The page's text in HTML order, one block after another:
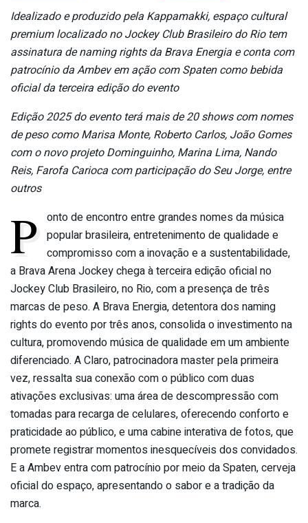
Idealizado e produzido pela Kappamakki, espaço cultural
premium localizado no Jockey Club Brasileiro do Rio tem
assinatura de naming rights da Brava Energia e conta com
patrocínio da Ambev em ação com Spaten como bebida
oficial da terceira edição do evento
Edição 2025 do evento terá mais de 20 shows com nomes
de peso como Marisa Monte, Roberto Carlos, João Gomes
com o novo projeto Dominguinho, Marina Lima, Nando
Reis, Farofa Carioca com participação do Seu Jorge, entre
outros
P onto de encontro entre grandes nomes da música
popular brasileira, entretenimento de qualidade e
compromisso com a inovação e a sustentabilidade,
a Brava Arena Jockey chega à terceira edição oficial no
Jockey Club Brasileiro, no Rio, com a presença de três
marcas de peso. A Brava Energia, detentora dos naming
rights do evento por três anos, consolida o investimento na
cultura, promovendo música de qualidade em um ambiente
diferenciado. A Claro, patrocinadora master pela primeira
vez, ressalta sua conexão com o público com duas
ativações exclusivas: uma área de descompressão com
tomadas para recarga de celulares, oferecendo conforto e
praticidade ao público, e uma cabine interativa de fotos, que
promete registrar momentos inesquecíveis dos convidados.
E a Ambev entra com patrocínio por meio da Spaten, cerveja
oficial do espaço, apresentando o sabor e a tradição da
marca.